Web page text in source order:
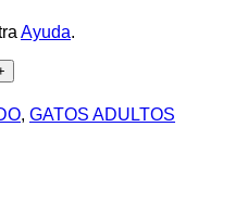
Ayuda.
, GATOS ADULTOS